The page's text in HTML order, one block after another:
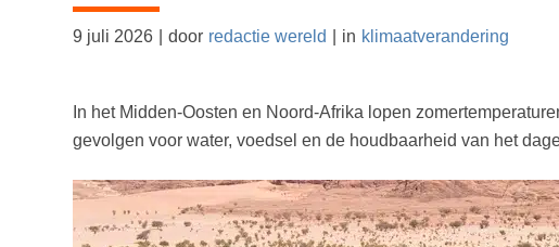
9 juli 2026 door redactie wereld in klimaatverandering
In het Midden-Oosten en Noord-Afrika lopen
gevolgen voor water, voedsel en de houdbaarheid van het